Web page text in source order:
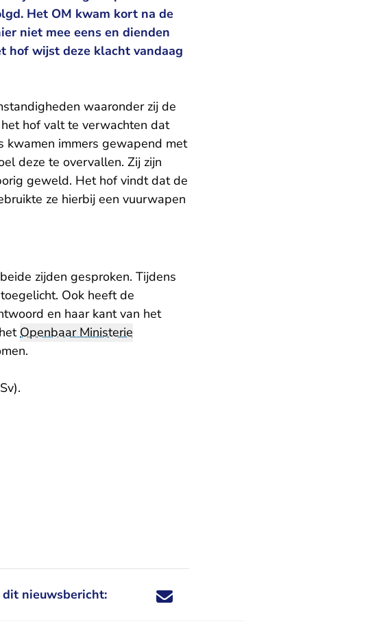
Het OM kwam kort na de
niet mee eens en dienden
hof wijst deze klacht vandaag
waaronder zij de
hof valt te verwachten dat
kwamen immers gewapend met
deze te overvallen. Zij zijn
geweld. Het hof vindt dat de
ze hierbij een vuurwapen
zijden gesproken. Tijdens
Ook heeft de
en haar kant van het
Openbaar Ministerie
dit nieuwsbericht: Deel dit nieuwsbericht via X - U verlaat
Deel dit nieuwsbericht via Facebook - U
Deel dit nieuwsbericht via e-mail
Deel dit nieuwsbericht via LinkedIn - U